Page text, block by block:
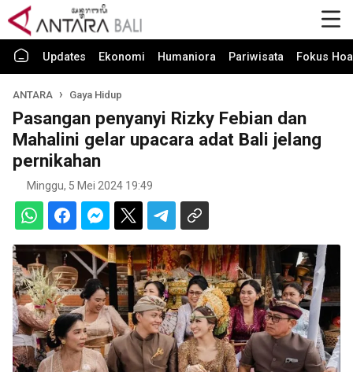
Updates Ekonomi Humaniora Pariwisata Fokus
ANTARA Gaya Hidup
Pasangan penyanyi Rizky Febian dan
Mahalini gelar upacara adat Bali jelang
pernikahan
Minggu, 5 Mei 2024 19:49